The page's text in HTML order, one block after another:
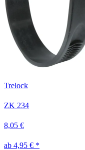
Trelock
ZK 234
8,05 €
ab 4,95 € *